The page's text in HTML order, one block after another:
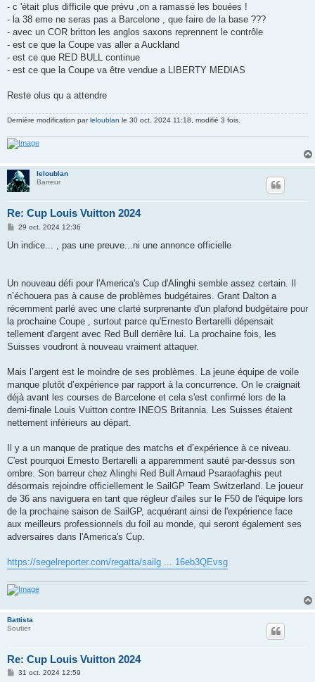
- c 'était plus difficile que prévu ,on a ramassé les bouées !
- la 38 eme ne seras pas a Barcelone , que faire de la base ???
- avec un COR britton les anglos saxons reprennent le contrôle
- est ce que la Coupe vas aller a Auckland
- est ce que RED BULL continue
- est ce que la Coupe va être vendue a LIBERTY MEDIAS
Reste olus qu a attendre
Dernière modification parleloublan le 30 oct. 2024 11:18, modifié 3 fois.
leloublan
Barreur
Re: Cup Louis Vuitton 2024
M
s
29 oct. 2024 12:36
Un indice... , pas une preuve...ni une annonce officielle
Un nouveau défi pour l'America's Cup d'Alinghi semble assez certain. Il
n’échouera pas à cause de problèmes budgétaires. Grant Dalton a
récemment parlé avec une clarté surprenante d'un plafond budgétaire pour
la prochaine Coupe , surtout parce qu'Ernesto Bertarelli dépensait
tellement d'argent avec Red Bull derrière lui. La prochaine fois, les
Suisses voudront à nouveau vraiment attaquer.
Mais l’argent est le moindre de ses problèmes. La jeune équipe de voile
manque plutôt d’expérience par rapport à la concurrence. On le craignait
déjà avant les courses de Barcelone et cela s'est confirmé lors de la
demi-finale Louis Vuitton contre INEOS Britannia. Les Suisses étaient
nettement inférieurs au départ.
Il y a un manque de pratique des matchs et d’expérience à ce niveau.
C'est pourquoi Ernesto Bertarelli a apparemment sauté par-dessus son
ombre. Son barreur chez Alinghi Red Bull Arnaud Psaraofaghis peut
désormais rejoindre officiellement le SailGP Team Switzerland. Le joueur
de 36 ans naviguera en tant que régleur d'ailes sur le F50 de l'équipe lors
de la prochaine saison de SailGP, acquérant ainsi de l'expérience face
aux meilleurs professionnels du foil au monde, qui seront également ses
adversaires dans l'America's Cup.
https://segelreporter.com/regatta/sailg ... 16eb3QEvsg
Battista
Soutier
Re: Cup Louis Vuitton 2024
M31 oct. 2024 12:59